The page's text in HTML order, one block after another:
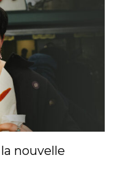
nouvelle